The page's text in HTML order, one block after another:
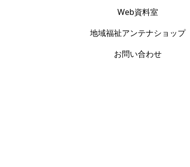
Web資料室
地域福祉アンテナショップ
お問い合わせ